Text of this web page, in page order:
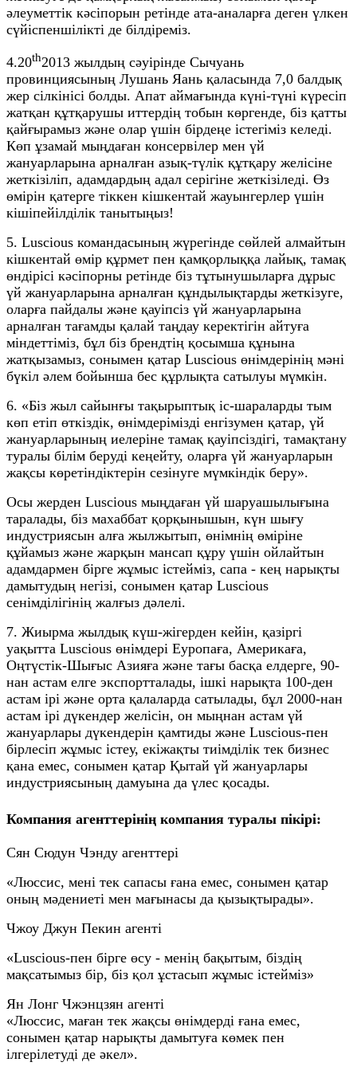
әлеуметтік кәсіпорын ретінде ата-аналарға деген үлкен
сүйіспеншілікті де білдіреміз.
4.20th2013 жылдың сәуірінде Сычуань
провинциясының Лушань Яань қаласында 7,0 балдық
жер сілкінісі болды. Апат аймағында күні-түні күресіп
жатқан құтқарушы иттердің тобын көргенде, біз қатты
қайғырамыз және олар үшін бірдеңе істегіміз келеді.
Көп ұзамай мыңдаған консервілер мен үй
жануарларына арналған азық-түлік құтқару желісіне
жеткізіліп, адамдардың адал серігіне жеткізіледі. Өз
өмірін қатерге тіккен кішкентай жауынгерлер үшін
кішіпейілділік танытыңыз!
5. Luscious командасының жүрегінде сөйлей алмайтын
кішкентай өмір құрмет пен қамқорлыққа лайық, тамақ
өндірісі кәсіпорны ретінде біз тұтынушыларға дұрыс
үй жануарларына арналған құндылықтарды жеткізуге,
оларға пайдалы және қауіпсіз үй жануарларына
арналған тағамды қалай таңдау керектігін айтуға
міндеттіміз, бұл біз брендтің қосымша құнына
жатқызамыз, сонымен қатар Luscious өнімдерінің мәні
бүкіл әлем бойынша бес құрлықта сатылуы мүмкін.
6. «Біз жыл сайынғы тақырыптық іс-шараларды тым
көп етіп өткіздік, өнімдерімізді енгізумен қатар, үй
жануарларының иелеріне тамақ қауіпсіздігі, тамақтану
туралы білім беруді кеңейту, оларға үй жануарларын
жақсы көретіндіктерін сезінуге мүмкіндік беру».
Осы жерден Luscious мыңдаған үй шаруашылығына
таралады, біз махаббат қорқынышын, күн шығу
индустриясын алға жылжытып, өнімнің өміріне
құйамыз және жарқын мансап құру үшін ойлайтын
адамдармен бірге жұмыс істейміз, сапа - кең нарықты
дамытудың негізі, сонымен қатар Luscious
сенімділігінің жалғыз дәлелі.
7. Жиырма жылдық күш-жігерден кейін, қазіргі
уақытта Luscious өнімдері Еуропаға, Америкаға,
Оңтүстік-Шығыс Азияға және тағы басқа елдерге, 90-
нан астам елге экспортталады, ішкі нарықта 100-ден
астам ірі және орта қалаларда сатылады, бұл 2000-нан
астам ірі дүкендер желісін, он мыңнан астам үй
жануарлары дүкендерін қамтиды және Luscious-пен
бірлесіп жұмыс істеу, екіжақты тиімділік тек бизнес
қана емес, сонымен қатар Қытай үй жануарлары
индустриясының дамуына да үлес қосады.
Компания агенттерінің компания туралы пікірі:
Сян Сюдун Чэнду агенттері
«Люссис, мені тек сапасы ғана емес, сонымен қатар
оның мәдениеті мен мағынасы да қызықтырады».
Чжоу Джун Пекин агенті
«Luscious-пен бірге өсу - менің бақытым, біздің
мақсатымыз бір, біз қол ұстасып жұмыс істейміз»
Ян Лонг Чжэнцзян агенті
«Люссис, маған тек жақсы өнімдерді ғана емес,
сонымен қатар нарықты дамытуға көмек пен
ілгерілетуді де әкел».